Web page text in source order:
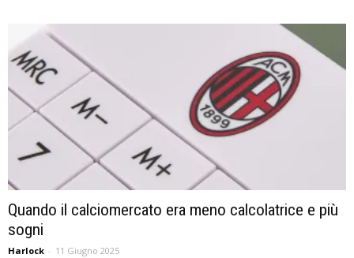
Quando il calciomercato era meno calcolatrice e più
sogni
Harlock - 11 Giugno 2025